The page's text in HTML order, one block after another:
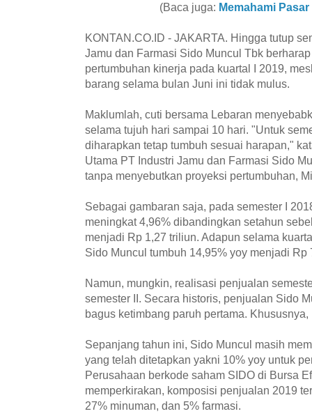
(Baca juga: Memahami
KONTAN.CO.ID - JAKARTA. Hingga tutup
Jamu dan Farmasi Sido Muncul Tbk
pertumbuhan kinerja pada kuartal I 2019,
barang selama bulan Juni ini tidak mulus.
Maklumlah, cuti bersama Lebaran
selama tujuh hari sampai 10 hari. "Untuk
diharapkan tetap tumbuh sesuai harapan,"
Utama PT Industri Jamu dan Farmasi Sido
tanpa menyebutkan proyeksi pertumbuhan,
Sebagai gambaran saja, pada semester I
meningkat 4,96% dibandingkan setahun
menjadi Rp 1,27 triliun. Adapun selama
Sido Muncul tumbuh 14,95% yoy menjadi Rp
Namun, mungkin, realisasi penjualan
semester II. Secara historis, penjualan Sido
bagus ketimbang paruh pertama.
Sepanjang tahun ini, Sido Muncul masih
yang telah ditetapkan yakni 10% yoy untuk
Perusahaan berkode saham SIDO di Bursa
memperkirakan, komposisi penjualan 2019
27% minuman, dan 5% farmasi.